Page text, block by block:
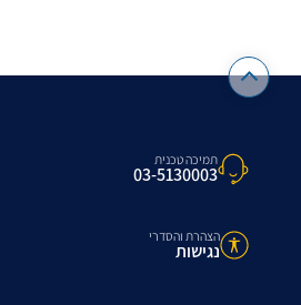
תמיכה טכנית
03-5130003
הצהרת והסדרי
נגישות